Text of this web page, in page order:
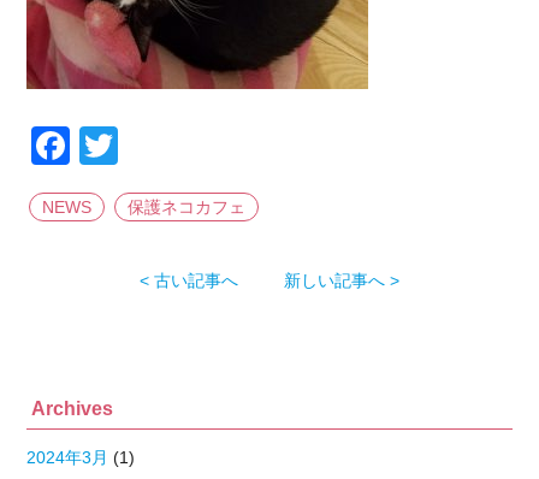
Facebook
NEWS 保護ネコカフェ
< 古い記事へ 新しい記事へ >
Archives
2024年3月 (1)